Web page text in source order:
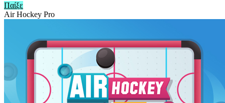
Παίξε
Air Hockey Pro